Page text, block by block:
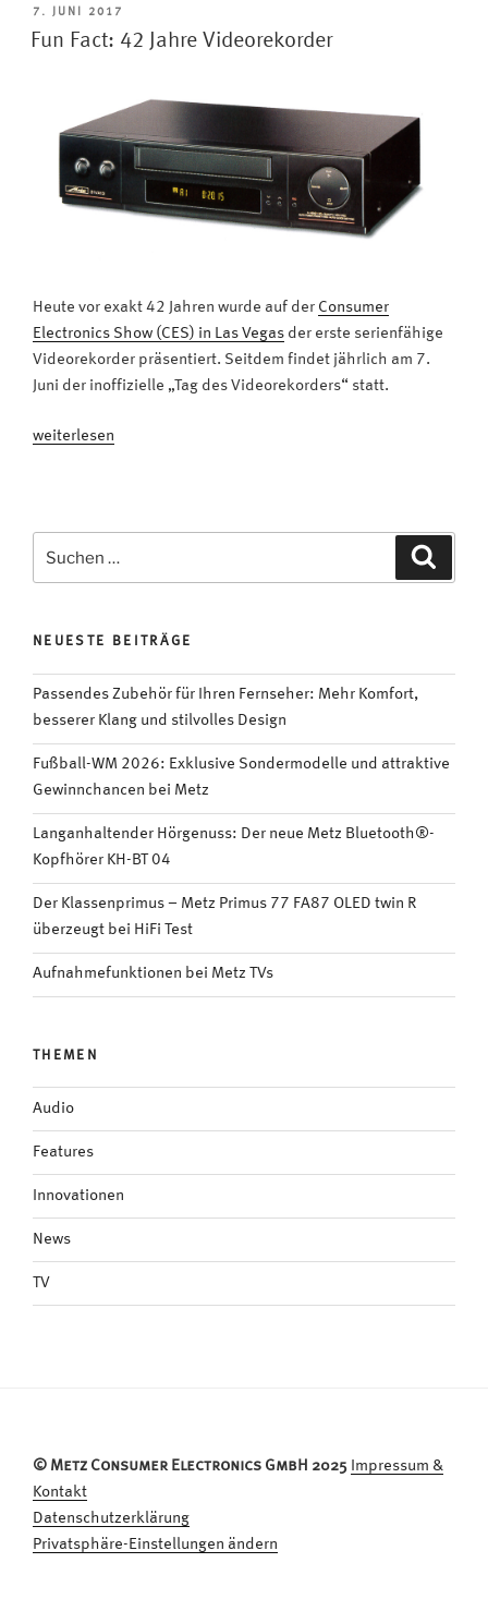
gibt
es
Fernseher?“
VERÖFFENTLICHT
AM
7. JUNI 2017
Fun Fact: 42 Jahre Videorekorder
Heute vor exakt 42 Jahren wurde auf der Consumer
Electronics Show (CES) in Las Vegas der erste serienfähige
Videorekorder präsentiert. Seitdem findet jährlich am 7.
Juni der inoffizielle „Tag des Videorekorders“ statt.
„Fun
weiterlesen
nach:
NEUESTE BEITRÄGE
Passendes Zubehör für Ihren Fernseher: Mehr Komfort,
besserer Klang und stilvolles Design
Fußball-WM 2026: Exklusive Sondermodelle und attraktive
Gewinnchancen bei Metz
Langanhaltender Hörgenuss: Der neue Metz Bluetooth®-
Kopfhörer KH-BT 04
Der Klassenprimus – Metz Primus 77 FA87 OLED twin R
überzeugt bei HiFi Test
Aufnahmefunktionen bei Metz TVs
THEMEN
Audio
Features
Innovationen
News
TV
© Metz Consumer Electronics GmbH 2025 Impressum &
Kontakt
Datenschutzerklärung
Privatsphäre-Einstellungen ändern